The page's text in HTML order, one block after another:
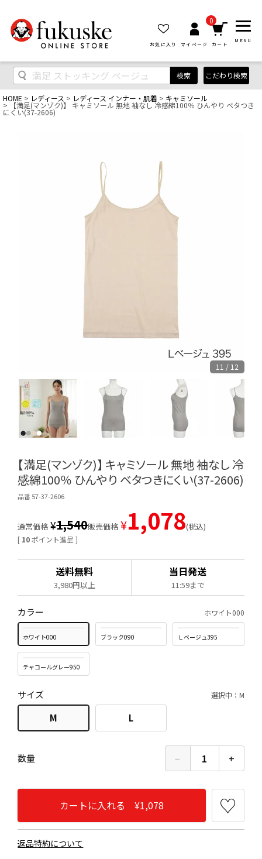
お気に入り マイページ
0
カート
MENU
検索 こだわり検索
HOME レディース レディース インナー・肌着 キャミソール
【満足(マンゾク)】 キャミソール 無地 袖なし 冷感綿100％ ひんやり ベタつき
にくい(37-2606)
11 / 12
【満足(マンゾク)】 キャミソール 無地 袖なし 冷
感綿100％ ひんやり ベタつきにくい(37-2606)
品番 57-37-2606
[ 10 ポイント進呈 ]
通常価格 ¥1,540販売価格 ¥1,078 税込
送料無料
3,980円以上
当日発送
11:59まで
カラー ホワイト000
ホワイト000 ブラック090 Ｌベージュ395
チャコールグレー950
サイズ 選択中：M
M L
数量 − 1 +
カートに入れる ¥1,078
返品特約について